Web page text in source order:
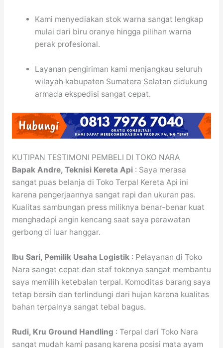
Kami menyediakan stok warna sangat lengkap
mulai dari biru oranye hingga pilihan warna
perak profesional.
Layanan pengiriman kami menjangkau seluruh
wilayah kabupaten Sumatera Selatan didukung
armada ekspedisi sangat cepat.
KUTIPAN TESTIMONI PEMBELI DI TOKO NARA
Bapak Andre, Teknisi Kereta Api: Saya merasa
sangat puas belanja di Toko Terpal Kereta Api ini
karena pengerjaannya sangat rapi dan ukuran pas.
Kualitas sambungan press miliknya benar-benar kuat
menghadapi angin kencang saat saya perawatan
gerbong di luar hanggar.
Ibu Sari, Pemilik Usaha Logistik: Pelayanan di Toko
Nara sangat cepat dan staf tokonya sangat membantu
saya memilih ketebalan terpal. Komoditas barang saya
tetap bersih dan terlindungi dari hujan karena kualitas
bahan terpalnya sangat tebal bagus.
Rudi, Kru Ground Handling : Terpal dari Toko Nara
sangat mudah kami pasang karena posisi mata ayam